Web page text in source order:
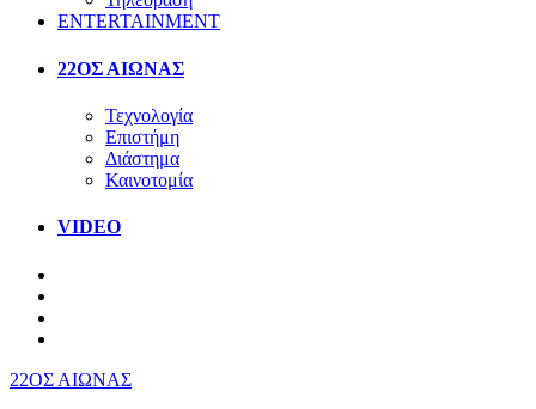
ENTERTAINMENT
22ΟΣ ΑΙΩΝΑΣ
Τεχνολογία
Επιστήμη
Διάστημα
Καινοτομία
VIDEO
22ΟΣ ΑΙΩΝΑΣ